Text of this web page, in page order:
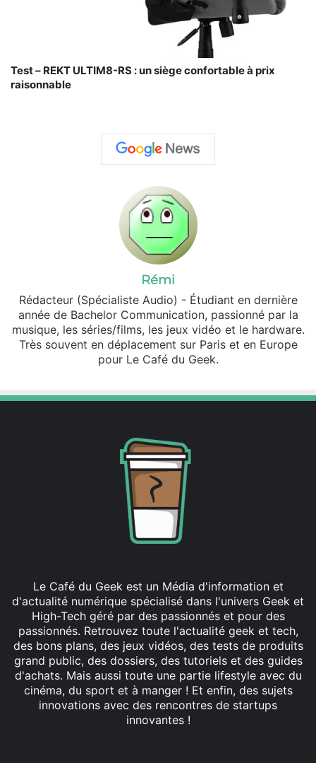
Test – REKT ULTIM8-RS : un siège confortable à prix
raisonnable
Rémi
Rédacteur (Spécialiste Audio) - Étudiant en dernière
année de Bachelor Communication, passionné par la
musique, les séries/films, les jeux vidéo et le hardware.
Très souvent en déplacement sur Paris et en Europe
pour Le Café du Geek.
Le Café du Geek est un Média d'information et
d'actualité numérique spécialisé dans l'univers Geek et
High-Tech géré par des passionnés et pour des
passionnés. Retrouvez toute l'actualité geek et tech,
des bons plans, des jeux vidéos, des tests de produits
grand public, des dossiers, des tutoriels et des guides
d'achats. Mais aussi toute une partie lifestyle avec du
cinéma, du sport et à manger ! Et enfin, des sujets
innovations avec des rencontres de startups
innovantes !